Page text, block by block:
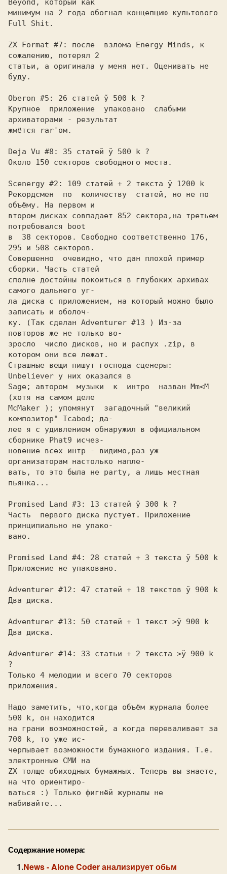
Beyond, который как
минимум на 2 года обогнал концепцию культового
Full Shit.
ZX Format #7: после  взлома Energy Minds, к
сожалению, потерял 2
статьи, а оригинала у меня нет. Оценивать не
буду.
Oberon #5: 26 статей ў 500 k ?
Крупное  приложение  упаковано  слабыми
архиваторами - результат
жмётся rar'ом.
Deja Vu #8: 35 статей ў 500 k ?
Около 150 секторов свободного места.
Scenergy #2: 109 статей + 2 текста ў 1200 k
Рекордсмен  по  количеству  статей, но не по
объёму. На первом и
втором дисках совпадает 852 сектора,на третьем
потребовался boot
в  38 секторов. Свободно соответственно 176,
295 и 508 секторов.
Совершенно  очевидно, что дан плохой пример
сборки. Часть статей
сполне достойны покоиться в глубоких архивах
самого дальнего уг-
ла диска с приложением, на который можно было
записать и оболоч-
ку. (Так сделан Adventurer #13 ) Из-за
повторов же не только во-
зросло  число дисков, но и распух .zip, в
котором они все лежат.
Страшные вещи пишут господа сценеры:
Unbeliever у них оказался в
Sage; автором  музыки  к  интро  назван Mm<M
(хотя на самом деле
McMaker ); упомянут  загадочный "великий
композитор" Icabod; да-
лее я с удивлением обнаружил в официальном
сборнике Phat9 исчез-
новение всех интр - видимо,раз уж
организаторам настолько напле-
вать, то это была не party, а лишь местная
пьянка...
Promised Land #3: 13 статей ў 300 k ?
Часть  первого диска пустует. Приложение
принципиально не упако-
вано.
Promised Land #4: 28 статей + 3 текста ў 500 k
Приложение не упаковано.
Adventurer #12: 47 статей + 18 текстов ў 900 k
Два диска.
Adventurer #13: 50 статей + 1 текст >ў 900 k
Два диска.
Adventurer #14: 33 статьи + 2 текста >ў 900 k
?
Только 4 мелодии и всего 70 секторов
приложения.
Надо заметить, что,когда объём журнала более
500 k, он находится
на грани возможностей, а когда переваливает за
700 k, то уже ис-
черпывает возможности бумажного издания. Т.е.
электронные СМИ на
ZX толще обиходных бумажных. Теперь вы знаете,
на что ориентиро-
ваться :) Только фигнёй журналы не
набивайте...
Содержание номера:
News- Alone Coder анализирует обьм